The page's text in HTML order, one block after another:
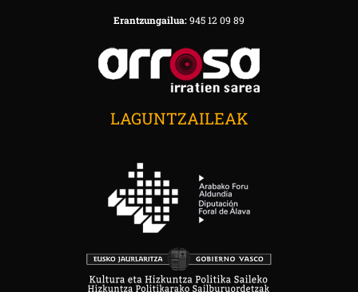
Erantzungailua:945 12 09 89
LAGUNTZAILEAK